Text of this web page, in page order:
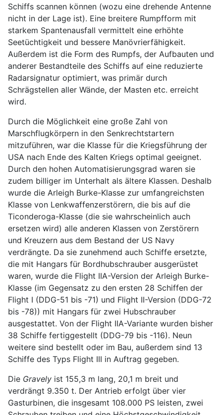
Schiffs scannen können (wozu eine drehende Antenne
nicht in der Lage ist). Eine breitere Rumpfform mit
starkem Spantenausfall vermittelt eine erhöhte
Seetüchtigkeit und bessere Manövrierfähigkeit.
Außerdem ist die Form des Rumpfs, der Aufbauten und
anderer Bestandteile des Schiffs auf eine reduzierte
Radarsignatur optimiert, was primär durch
Schrägstellen aller Wände, der Masten etc. erreicht
wird.
Durch die Möglichkeit eine große Zahl von
Marschflugkörpern in den Senkrechtstartern
mitzuführen, war die Klasse für die Kriegsführung der
USA nach Ende des Kalten Kriegs optimal geeignet.
Durch den hohen Automatisierungsgrad waren sie
zudem billiger im Unterhalt als ältere Klassen. Deshalb
wurde die Arleigh Burke-Klasse zur umfangreichsten
Klasse von Lenkwaffenzerstörern, die bis auf die
Ticonderoga-Klasse (die sie wahrscheinlich auch
ersetzen wird) alle anderen Klassen von Zerstörern
und Kreuzern aus dem Bestand der US Navy
verdrängte. Da sie zunehmend auch Schiffe ersetzte,
die mit Hangars für Bordhubschrauber ausgerüstet
waren, wurde die Flight IIA-Version der Arleigh Burke-
Klasse (im Gegensatz zu den ersten 28 Schiffen der
Flight I (DDG-51 bis -71) und Flight II-Version (DDG-72
bis -78)) mit Hangars für zwei Hubschrauber
ausgestattet. Von der Flight IIA-Variante wurden bisher
38 Schiffe fertiggestellt (DDG-79 bis -116). Neun
weitere sind bestellt oder im Bau, außerdem sind 13
Schiffe des Typs Flight III in Auftrag gegeben.
Die Gravely ist 155,3 m lang, 20,1 m breit und
verdrängt 9.350 t. Der Antrieb erfolgt über vier
Gasturbinen, die insgesamt 108.000 PS leisten, zwei